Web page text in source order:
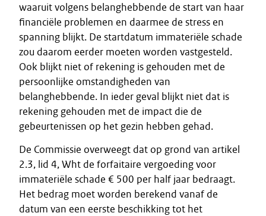
waaruit volgens belanghebbende de start van haar
financiële problemen en daarmee de stress en
spanning blijkt. De startdatum immateriële schade
zou daarom eerder moeten worden vastgesteld.
Ook blijkt niet of rekening is gehouden met de
persoonlijke omstandigheden van
belanghebbende. In ieder geval blijkt niet dat is
rekening gehouden met de impact die de
gebeurtenissen op het gezin hebben gehad.
De Commissie overweegt dat op grond van artikel
2.3, lid 4, Wht de forfaitaire vergoeding voor
immateriële schade € 500 per half jaar bedraagt.
Het bedrag moet worden berekend vanaf de
datum van een eerste beschikking tot het